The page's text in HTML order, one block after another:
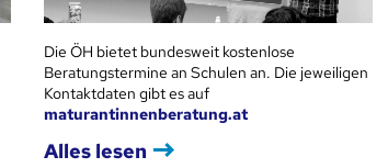
Die ÖH bietet bundesweit kostenlose
Beratungstermine an Schulen an. Die jeweiligen
Kontaktdaten gibt es auf
maturantinnenberatung.at
Alles lesen